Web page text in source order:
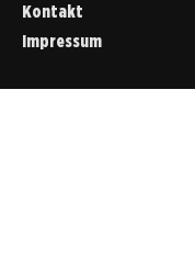
Kontakt
Impressum